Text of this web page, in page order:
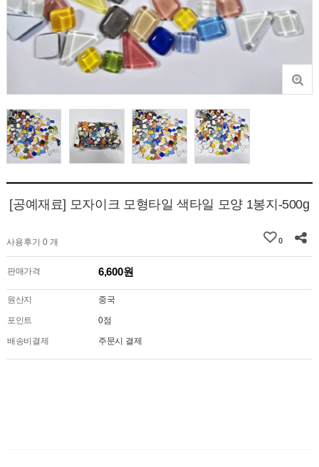
[공예재료] 모자이크 모형타일 색타일 모양 1봉지-500g
사용후기 0 개 0
판매가격 6,600원
원산지 중국
포인트 0점
배송비결제 주문시 결제